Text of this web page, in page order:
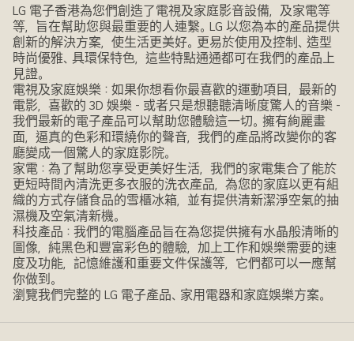
LG 電子香港為您們創造了電視及家庭影音設備，及家電等
等，旨在幫助您與最重要的人連繫。LG 以您為本的產品提供
創新的解決方案，使生活更美好。更易於使用及控制、造型
時尚優雅、具環保特色，這些特點通通都可在我們的產品上
見證。
電視及家庭娛樂：如果你想看你最喜歡的運動項目，最新的
電影，喜歡的 3D 娛樂 - 或者只是想聽聽清晰度驚人的音樂 -
我們最新的電子產品可以幫助您體驗這一切。擁有絢麗畫
面，逼真的色彩和環繞你的聲音，我們的產品將改變你的客
廳變成一個驚人的家庭影院。
家電：為了幫助您享受更美好生活，我們的家電集合了能於
更短時間內清洗更多衣服的洗衣產品，為您的家庭以更有組
織的方式存儲食品的雪櫃冰箱，並有提供清新潔淨空氣的抽
濕機及空氣清新機。
科技產品：我們的電腦產品旨在為您提供擁有水晶般清晰的
圖像，純黑色和豐富彩色的體驗，加上工作和娛樂需要的速
度及功能，記憶維護和重要文件保護等，它們都可以一應幫
你做到。
瀏覽我們完整的 LG 電子產品、家用電器和家庭娛樂方案。